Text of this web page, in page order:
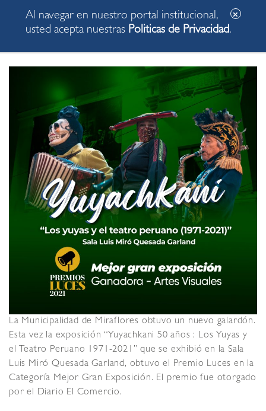
Mejor Exposición
La Municipalidad de Miraflores obtuvo un nuevo galardón.
Esta vez la exposición “Yuyachkani 50 años : Los Yuyas y
el Teatro Peruano 1971-2021” que se exhibió en la Sala
Luis Miró Quesada Garland, obtuvo el Premio Luces en la
Categoría Mejor Gran Exposición. El premio fue otorgado
por el Diario El Comercio.
Al navegar en nuestro portal institucional,
usted acepta nuestras Politicas de Privacidad.